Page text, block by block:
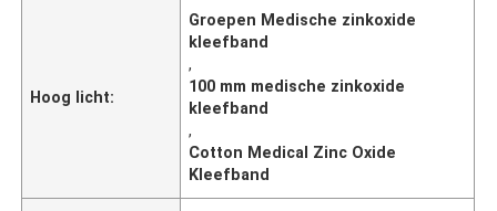
Hoog licht:
Groepen Medische zinkoxide
kleefband
,
100 mm medische zinkoxide
kleefband
,
Cotton Medical Zinc Oxide
Kleefband